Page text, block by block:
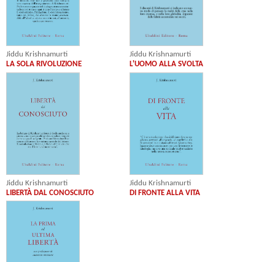
Jiddu Krishnamurti
LA SOLA RIVOLUZIONE
Jiddu Krishnamurti
L'UOMO ALLA SVOLTA
Jiddu Krishnamurti
LIBERTÀ DAL CONOSCIUTO
Jiddu Krishnamurti
DI FRONTE ALLA VITA